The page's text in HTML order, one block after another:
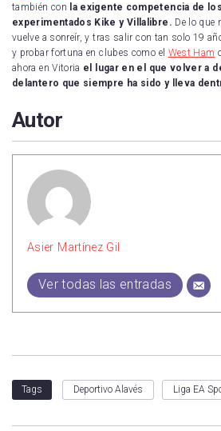
también con la exigente competencia de
experimentados Kike y Villalibre. De lo que
vuelve a sonreír, y tras salir con tan solo 19
y probar fortuna en clubes como el West Ham
ahora en Vitoria el lugar en el que volver a
delantero que siempre ha sido y lleva
Autor
Asier Martínez Gil
Ver todas las entradas
Tags Deportivo Alavés Liga EA